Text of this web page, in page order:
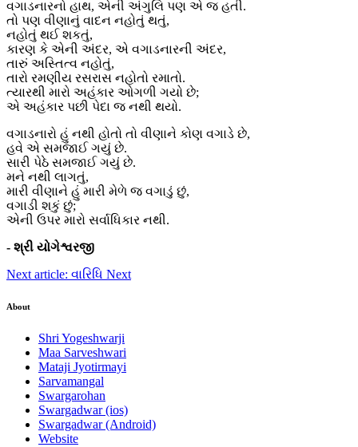
વગાડનારનો હાથ, એની અંગુલિ પણ એ જ હતી.
તો પણ વીણાનું વાદન નહોતું થતું,
નહોતું થઈ શકતું,
કારણ કે એની અંદર, એ વગાડનારની અંદર,
તારું અસ્તિત્વ નહોતું,
તારો રમણીય રસરાસ નહોતો રમાતો.
ત્યારથી મારો અહંકાર ઓગળી ગયો છે;
એ અહંકાર પછી પેદા જ નથી થયો.
વગાડનારો હું નથી હોતો તો વીણાને કોણ વગાડે છે,
હવે એ સમજાઈ ગયું છે.
સારી પેઠે સમજાઈ ગયું છે.
મને નથી લાગતું,
મારી વીણાને હું મારી મેળે જ વગાડું છું,
વગાડી શકું છું;
એની ઉપર મારો સર્વાધિકાર નથી.
- શ્રી યોગેશ્વરજી
Next article: વારિધિ Next
About
Shri Yogeshwarji
Maa Sarveshwari
Mataji Jyotirmayi
Sarvamangal
Swargarohan
Swargadwar (ios)
Swargadwar (Android)
Website